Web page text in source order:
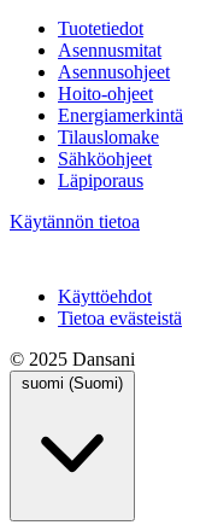
Tuotetiedot
Asennusmitat
Asennusohjeet
Hoito-ohjeet
Energiamerkintä
Tilauslomake
Sähköohjeet
Läpiporaus
Käytännön tietoa
Käyttöehdot
Tietoa evästeistä
© 2025 Dansani
suomi (Suomi)